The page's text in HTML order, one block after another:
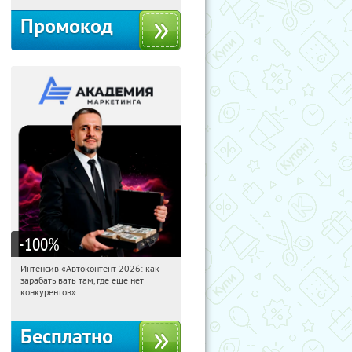
Промокод
-100%
11:03:05 Получили:
Россия
Интенсив «Автоконтент 2026: как
зарабатывать там, где еще нет
конкурентов»
Бесплатно